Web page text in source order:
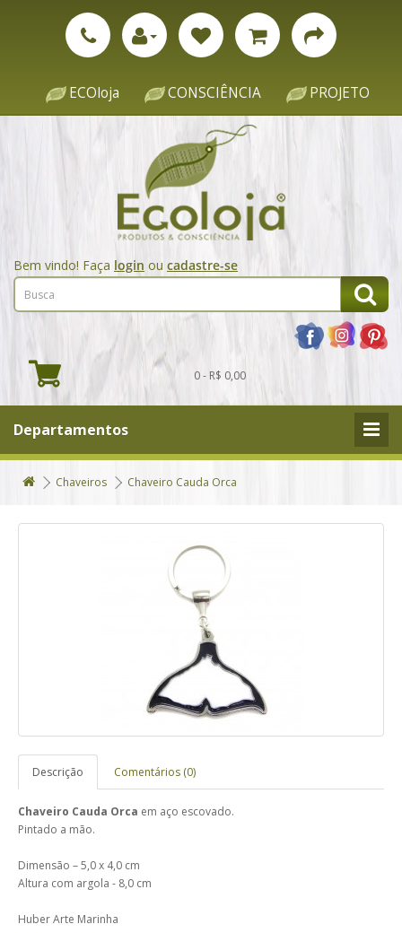
ECOloja CONSCIÊNCIA PROJETO
Bem vindo! Faça login ou cadastre-se
0 - R$ 0,00
Departamentos
Chaveiros Chaveiro Cauda Orca
Descrição Comentários (0)
Chaveiro Cauda Orca em aço escovado.
Pintado a mão.
Dimensão – 5,0 x 4,0 cm
Altura com argola - 8,0 cm
Huber Arte Marinha